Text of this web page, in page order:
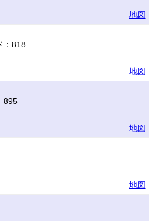
地図
：818
地図
895
地図
地図